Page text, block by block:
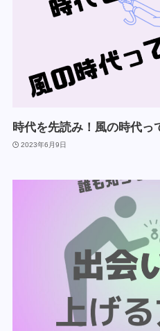
時代を先読み！風の時代っ
2023年6月9日